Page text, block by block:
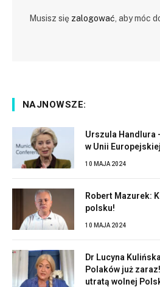
Musisz się zalogować, aby móc
NAJNOWSZE:
Urszula Handlura
w Unii
10 MAJA 2024
Robert Mazurek:
polsku!
10 MAJA 2024
Dr Lucyna
Polaków już
utratą wolnej